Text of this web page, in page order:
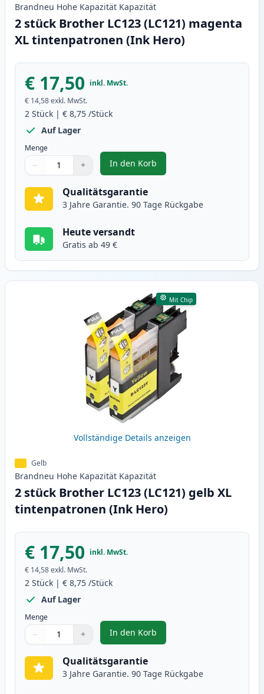
Brandneu Hohe Kapazität Kapazität
2 stück Brother LC123 (LC121) magenta
XL tintenpatronen (Ink Hero)
€ 17,50 inkl. MwSt.
€ 14,58exkl. MwSt.
2 Stück | € 8,75 /Stück
Auf Lager
Menge
Verwenden Sie die Tasten, um anzupassen
− +
1
In den Korb
, 2 stück Brother LC123 (LC121)
Qualitätsgarantie
3 Jahre Garantie. 90 Tage Rückgabe
Heute versandt
Gratis ab 49 €
Mit Chip
Vollständige Details anzeigen
Gelb
Brandneu Hohe Kapazität Kapazität
2 stück Brother LC123 (LC121) gelb XL
tintenpatronen (Ink Hero)
€ 17,50 inkl. MwSt.
€ 14,58exkl. MwSt.
2 Stück | € 8,75 /Stück
Auf Lager
Menge
Verwenden Sie die Tasten, um anzupassen
− +
1
In den Korb
, 2 stück Brother LC123 (LC121)
Qualitätsgarantie
3 Jahre Garantie. 90 Tage Rückgabe